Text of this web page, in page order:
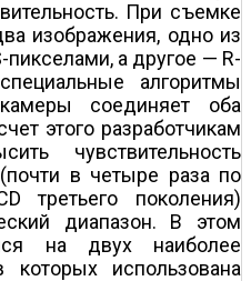
При съемке
изображения, одно из
а другое — R-
алгоритмы
соединяет оба
этого разработчикам
чувствительность
в четыре раза по
третьего поколения)
диапазон. В этом
на двух наиболее
которых использована